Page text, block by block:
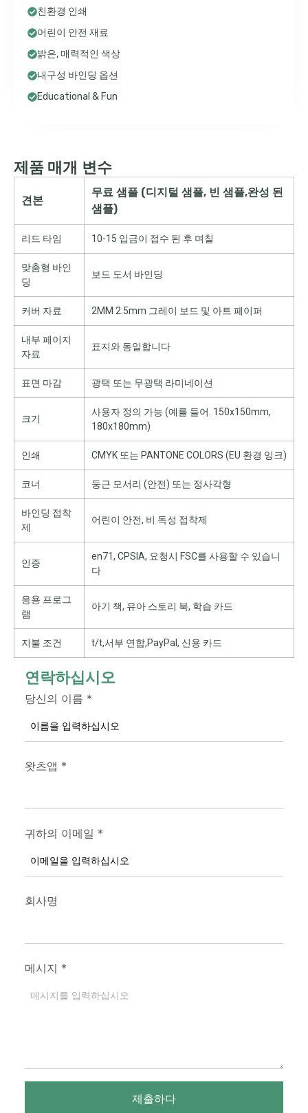
친환경 인쇄
어린이 안전 재료
밝은, 매력적인 색상
내구성 바인딩 옵션
Educational & Fun
제품 매개 변수
견본
무료 샘플 (디지털 샘플, 빈 샘플,완성 된
샘플)
리드 타임 10-15 입금이 접수 된 후 며칠
맞춤형 바인
딩
보드 도서 바인딩
커버 자료 2MM 2.5mm 그레이 보드 및 아트 페이퍼
내부 페이지
자료
표지와 동일합니다
표면 마감 광택 또는 무광택 라미네이션
크기
사용자 정의 가능 (예를 들어. 150x150mm,
180x180mm)
인쇄 CMYK 또는 PANTONE COLORS (EU 환경 잉크)
코너 둥근 모서리 (안전) 또는 정사각형
바인딩 접착
제
어린이 안전, 비 독성 접착제
인증
en71, CPSIA, 요청시 FSC를 사용할 수 있습니
다
응용 프로그
램
아기 책, 유아 스토리 북, 학습 카드
지불 조건 t/t,서부 연합,PayPal, 신용 카드
연락하십시오
당신의 이름 *
왓츠앱 *
귀하의 이메일 *
회사명
메시지 *
제출하다